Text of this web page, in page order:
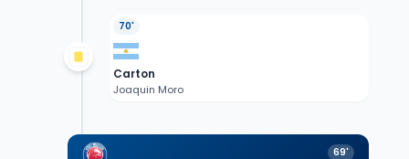
70'
Carton
Joaquin Moro
69'